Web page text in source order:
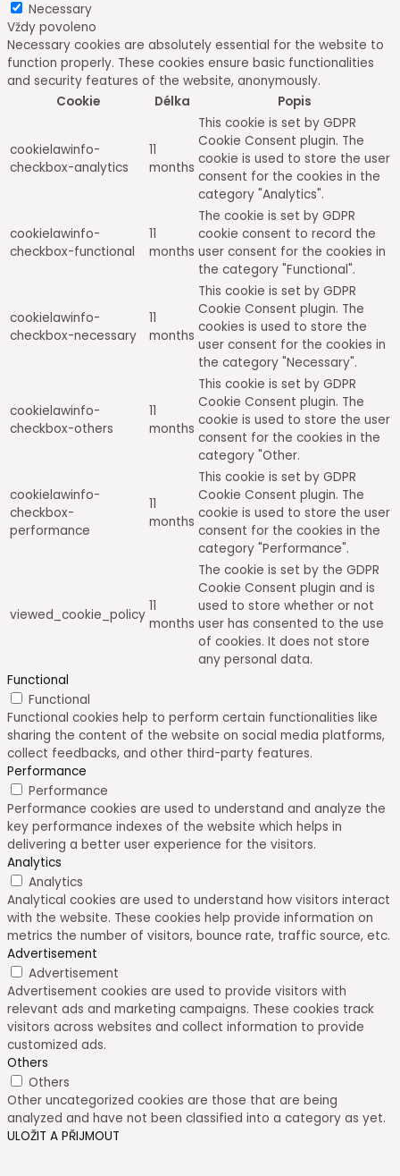
Necessary
Vždy povoleno
Necessary cookies are absolutely essential for the website to
function properly. These cookies ensure basic functionalities
and security features of the website, anonymously.
Cookie
Délka Popis
cookielawinfo-
checkbox-analytics
11
months
This cookie is set by GDPR
Cookie Consent plugin. The
cookie is used to store the user
consent for the cookies in the
category "Analytics".
cookielawinfo-
checkbox-functional
11
months
The cookie is set by GDPR
cookie consent to record the
user consent for the cookies in
the category "Functional".
cookielawinfo-
checkbox-necessary
11
months
This cookie is set by GDPR
Cookie Consent plugin. The
cookies is used to store the
user consent for the cookies in
the category "Necessary".
cookielawinfo-
checkbox-others
11
months
This cookie is set by GDPR
Cookie Consent plugin. The
cookie is used to store the user
consent for the cookies in the
category "Other.
cookielawinfo-
checkbox-
performance
11
months
This cookie is set by GDPR
Cookie Consent plugin. The
cookie is used to store the user
consent for the cookies in the
category "Performance".
viewed_cookie_policy
11
months
The cookie is set by the GDPR
Cookie Consent plugin and is
used to store whether or not
user has consented to the use
of cookies. It does not store
any personal data.
Functional
Functional
Functional cookies help to perform certain functionalities like
sharing the content of the website on social media platforms,
collect feedbacks, and other third-party features.
Performance
Performance
Performance cookies are used to understand and analyze the
key performance indexes of the website which helps in
delivering a better user experience for the visitors.
Analytics
Analytics
Analytical cookies are used to understand how visitors interact
with the website. These cookies help provide information on
metrics the number of visitors, bounce rate, traffic source, etc.
Advertisement
Advertisement
Advertisement cookies are used to provide visitors with
relevant ads and marketing campaigns. These cookies track
visitors across websites and collect information to provide
customized ads.
Others
Others
Other uncategorized cookies are those that are being
analyzed and have not been classified into a category as yet.
ULOŽIT A PŘIJMOUT